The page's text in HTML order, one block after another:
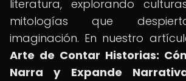
literatura, explorando
mitologías que
imaginación. En nuestro
Arte de Contar Historias:
Narra y Expande